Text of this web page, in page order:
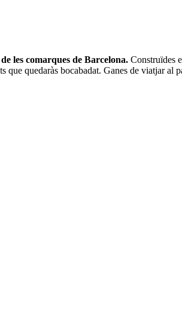
les comarques de Barcelona. Construïdes
que quedaràs bocabadat. Ganes de viatjar al